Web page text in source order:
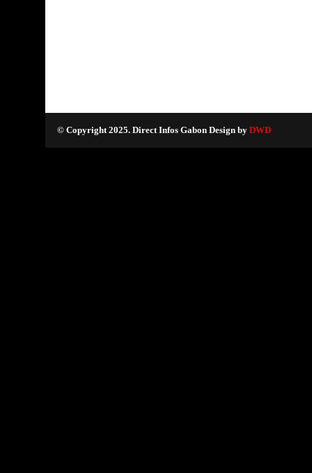
© Copyright 2025. Direct Infos Gabon Design by DWD